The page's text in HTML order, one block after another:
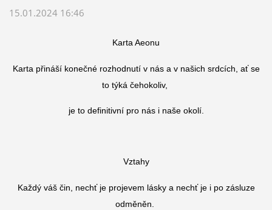
15.01.2024 16:46
Karta Aeonu
Karta přináší konečné rozhodnutí v nás a v našich srdcích, ať se
to týká čehokoliv,
je to definitivní pro nás i naše okolí.
Vztahy
Každý váš čin, nechť je projevem lásky a nechť je i po zásluze
odměněn.